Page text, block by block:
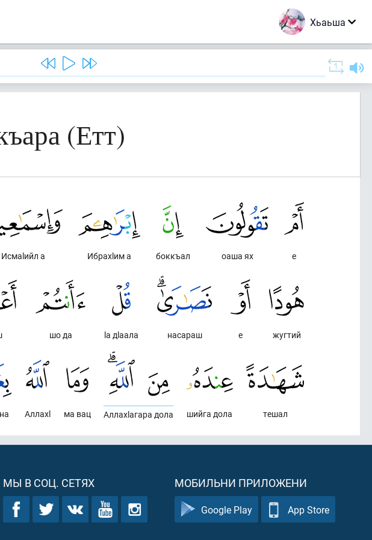
Хьаьша
(Етт)
е
оаша ях
боккъал
Ибрахlим а
Исмаlийл а
жугтий
е
насараш
lа дlаала
шо да
тешал
шийга дола
Аллахlагара дола
ма вац
Аллахl
МЫ В СОЦ. СЕТЯХ МОБИЛЬНИ ПРИЛОЖЕНИ
Google Play App Store